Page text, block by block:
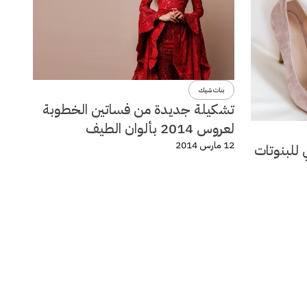
بنات شيك
تشكيلة جديدة من فساتين الخطوبة
لعروس 2014 بألوان الطيف
12 مارس 2014